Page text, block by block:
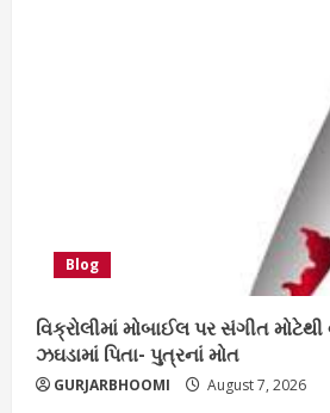
Blog
વિક્રોલીમાં મોબાઈલ પર સંગીત
ઝઘડામાં પિતા- પુત્રનાં મોત
GURJARBHOOMI August 7, 2026